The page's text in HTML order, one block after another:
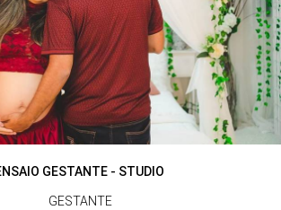
GESTANTE - STUDIO
GESTANTE